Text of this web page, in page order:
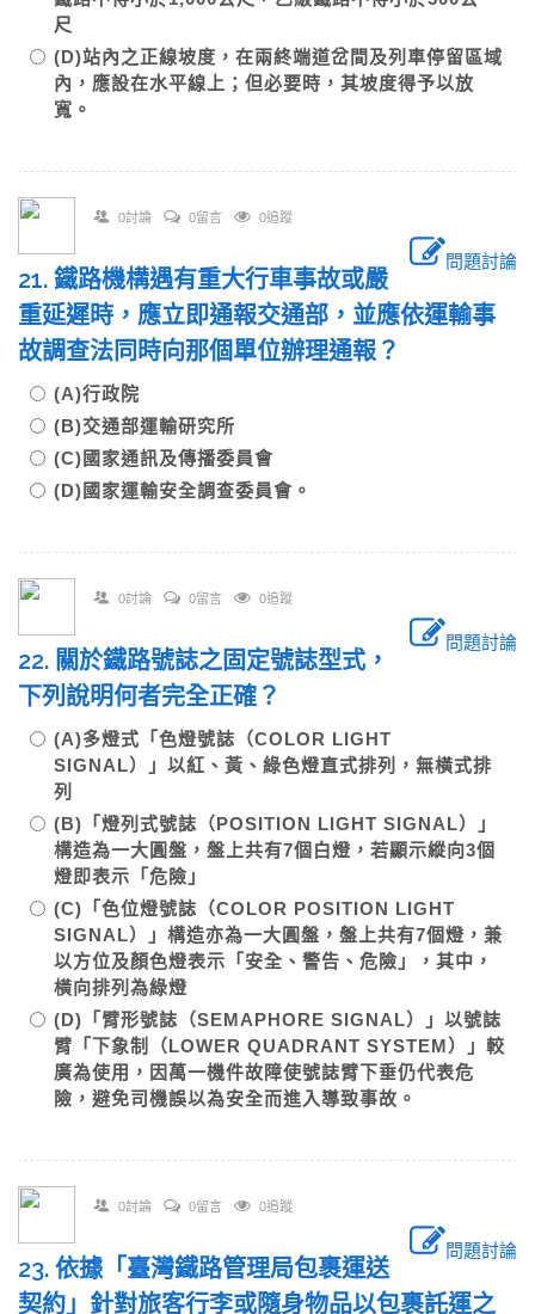
尺
(D)站內之正線坡度，在兩終端道岔間及列車停留區域
內，應設在水平線上；但必要時，其坡度得予以放
寬。
0討論 0留言 0追蹤
問題討論
21. 鐵路機構遇有重大行車事故或嚴
重延遲時，應立即通報交通部，並應依運輸事
故調查法同時向那個單位辦理通報？
(A)行政院
(B)交通部運輸研究所
(C)國家通訊及傳播委員會
(D)國家運輸安全調查委員會。
0討論 0留言 0追蹤
問題討論
22. 關於鐵路號誌之固定號誌型式，
下列說明何者完全正確？
(A)多燈式「色燈號誌（COLOR LIGHT
SIGNAL）」以紅、黃、綠色燈直式排列，無橫式排
列
(B)「燈列式號誌（POSITION LIGHT SIGNAL）」
構造為一大圓盤，盤上共有7個白燈，若顯示縱向3個
燈即表示「危險」
(C)「色位燈號誌（COLOR POSITION LIGHT
SIGNAL）」構造亦為一大圓盤，盤上共有7個燈，兼
以方位及顏色燈表示「安全、警告、危險」，其中，
橫向排列為綠燈
(D)「臂形號誌（SEMAPHORE SIGNAL）」以號誌
臂「下象制（LOWER QUADRANT SYSTEM）」較
廣為使用，因萬一機件故障使號誌臂下垂仍代表危
險，避免司機誤以為安全而進入導致事故。
0討論 0留言 0追蹤
問題討論
23. 依據「臺灣鐵路管理局包裹運送
契約」針對旅客行李或隨身物品以包裹託運之